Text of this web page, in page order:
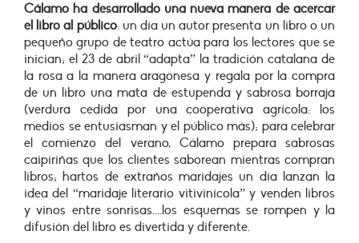
Cálamo ha desarrollado una nueva manera de acercar
el libro al público:un día un autor presenta un libro o un
pequeño grupo de teatro actúa para los lectores que se
inician; el 23 de abril “adapta” la tradición catalana de
la rosa a la manera aragonesa y regala por la compra
de un libro una mata de estupenda y sabrosa borraja
(verdura cedida por una cooperativa agrícola: los
medios se entusiasman y el público más); para celebrar
el comienzo del verano, Cálamo prepara sabrosas
caipiriñas que los clientes saborean mientras compran
libros; hartos de extraños maridajes un día lanzan la
idea del “maridaje literario vitivinícola” y venden libros
y vinos entre sonrisas....los esquemas se rompen y la
difusión del libro es divertida y diferente.